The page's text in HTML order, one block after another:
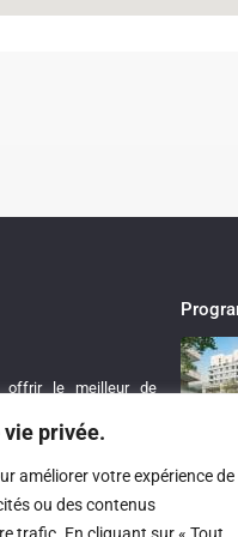
privée.
améliorer votre expérience de
ou des contenus
offrir le meilleur de
liés à une
bénéficiez de prix
ainsi que chaque
futur !